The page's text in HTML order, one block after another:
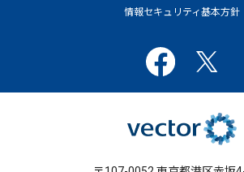
情報セキュリティ基本方針